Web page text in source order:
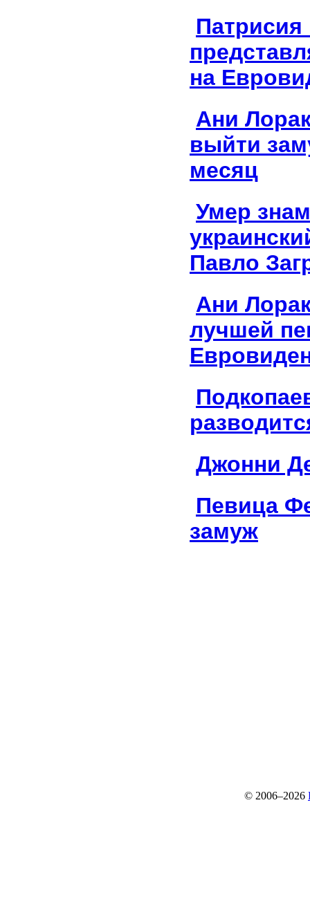
Патрисия
на
Ани
выйти
месяц
Умер
Павло
Ани
лучшей
Джонни
Певица
замуж
© 2006–2026